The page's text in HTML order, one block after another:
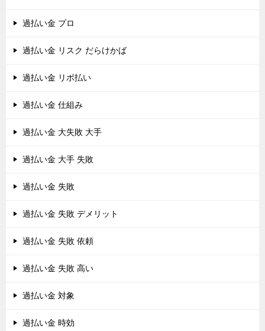
過払い金 プロ
過払い金 リスク だらけかば
過払い金 リボ払い
過払い金 仕組み
過払い金 大失敗 大手
過払い金 大手 失敗
過払い金 失敗
過払い金 失敗 デメリット
過払い金 失敗 依頼
過払い金 失敗 高い
過払い金 対象
過払い金 時効